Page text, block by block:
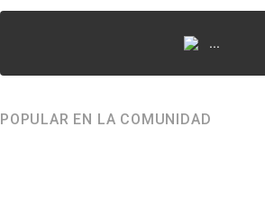
...
POPULAR EN LA COMUNIDAD